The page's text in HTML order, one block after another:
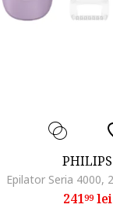
PHILIPS
24199lei